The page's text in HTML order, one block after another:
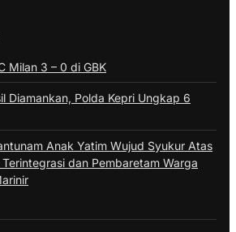
Milan 3 – 0 di GBK
Diamankan, Polda Kepri Ungkap 6
Anak Yatim Wujud Syukur Atas
dan Pembaretam Warga